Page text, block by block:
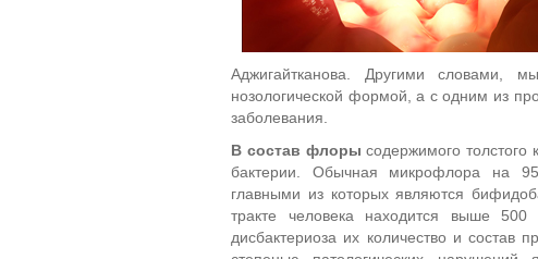
Аджигайтканова. Другими словами,
нозологической формой, а с одним из
заболевания.
В состав флоры содержимого толстого
бактерии. Обычная микрофлора на
главными из которых являются
тракте человека находится выше
дисбактериоза их количество и состав